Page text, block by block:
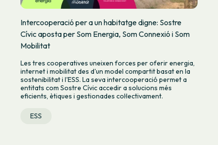
Intercooperació per a un habitatge digne: Sostre
Cívic aposta per Som Energia, Som Connexió i Som
Mobilitat
Les tres cooperatives uneixen forces per oferir energia,
internet i mobilitat des d'un model compartit basat en la
sostenibilitat i l'ESS. La seva intercooperació permet a
entitats com Sostre Cívic accedir a solucions més
eficients, ètiques i gestionades col·lectivament.
ESS